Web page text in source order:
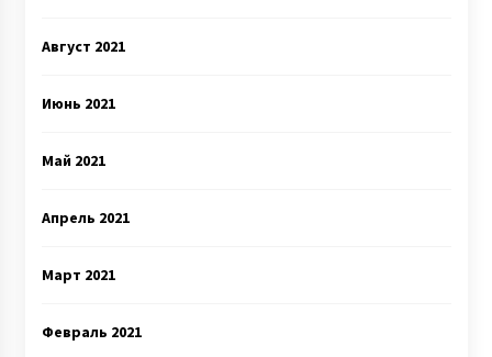
Август 2021
Июнь 2021
Май 2021
Апрель 2021
Март 2021
Февраль 2021